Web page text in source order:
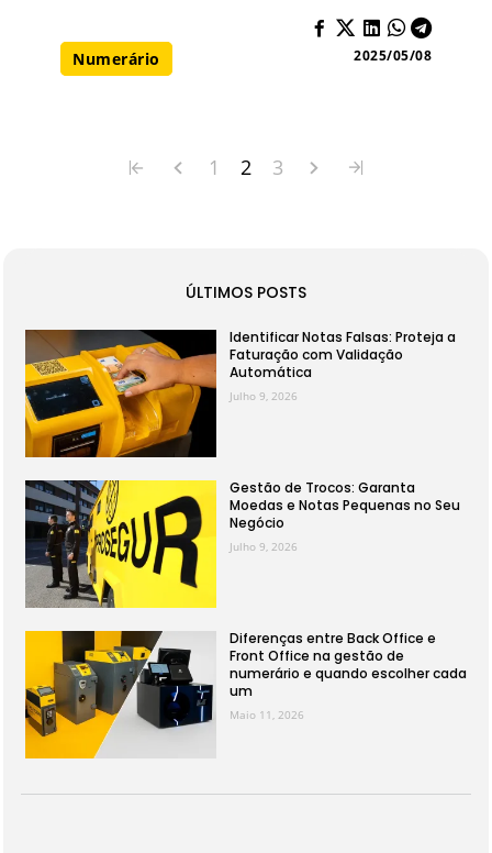
Numerário 2025/05/08
1 2 3
ÚLTIMOS POSTS
Identificar Notas Falsas: Proteja a
Faturação com Validação
Automática
Julho 9, 2026
Gestão de Trocos: Garanta
Moedas e Notas Pequenas no Seu
Negócio
Julho 9, 2026
Diferenças entre Back Office e
Front Office na gestão de
numerário e quando escolher cada
um
Maio 11, 2026